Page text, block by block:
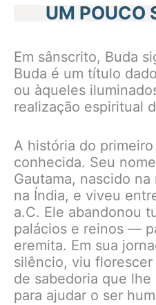
UM POUCO
Em sânscrito, Buda
Buda é um título
ou àqueles
realização espiritual
A história do
conhecida. Seu
Gautama, nascido
na Índia, e viveu
a.C. Ele abandonou
palácios e reinos —
eremita. Em sua
silêncio, viu
de sabedoria que
para ajudar o ser